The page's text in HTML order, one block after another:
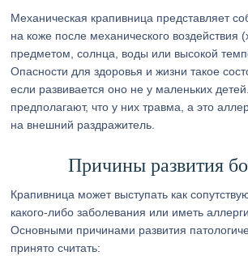
Механическая крапивница представляет
на коже после механического воздействия
предметом, солнца, воды или высокой
Опасности для здоровья и жизни такое
если развивается оно не у маленьких
предполагают, что у них травма, а это
на внешний раздражитель.
Причины развития
Крапивница может выступать как
какого-либо заболевания или иметь
Основными причинами развития
принято считать: